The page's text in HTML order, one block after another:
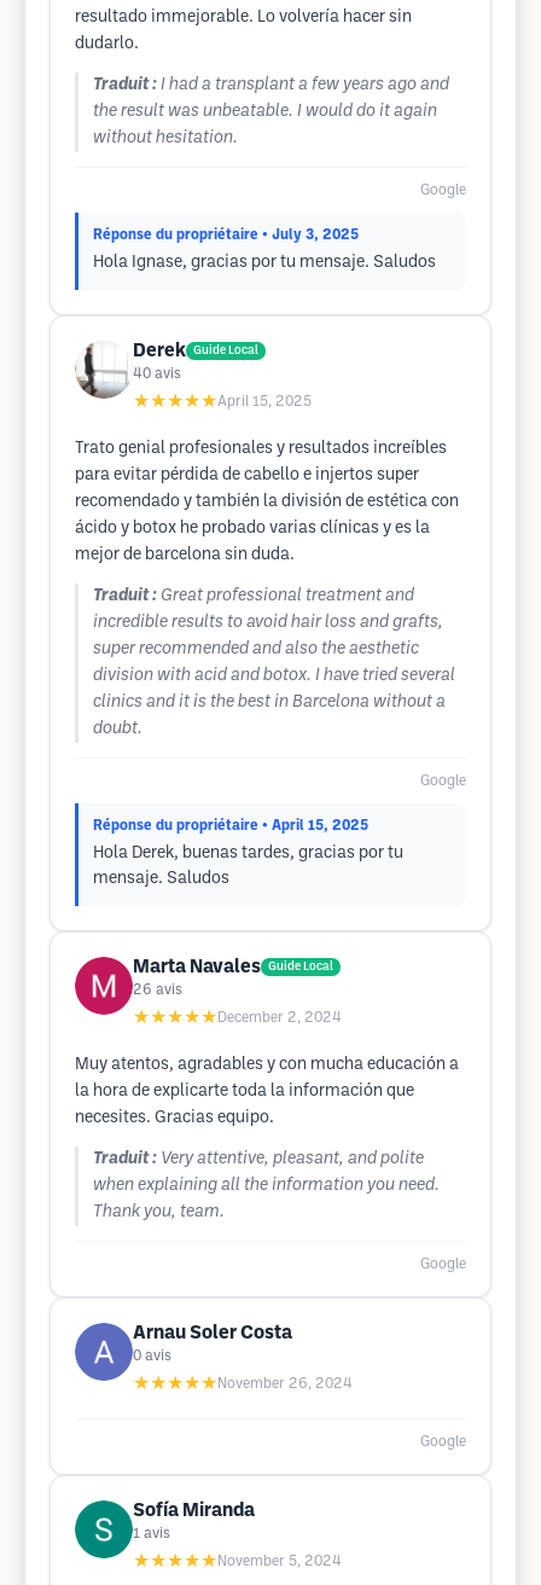
resultado immejorable. Lo volvería hacer sin
dudarlo.
Traduit : I had a transplant a few years ago and
the result was unbeatable. I would do it again
without hesitation.
Google
Réponse du propriétaire • July 3, 2025
Hola Ignase, gracias por tu mensaje. Saludos
Derek Guide Local
40 avis
★★★★★April 15, 2025
Trato genial profesionales y resultados increíbles
para evitar pérdida de cabello e injertos super
recomendado y también la división de estética con
ácido y botox he probado varias clínicas y es la
mejor de barcelona sin duda.
Traduit : Great professional treatment and
incredible results to avoid hair loss and grafts,
super recommended and also the aesthetic
division with acid and botox. I have tried several
clinics and it is the best in Barcelona without a
doubt.
Google
Réponse du propriétaire • April 15, 2025
Hola Derek, buenas tardes, gracias por tu
mensaje. Saludos
Marta Navales Guide Local
26 avis
★★★★★ December 2, 2024
Muy atentos, agradables y con mucha educación a
la hora de explicarte toda la información que
necesites. Gracias equipo.
Traduit : Very attentive, pleasant, and polite
when explaining all the information you need.
Thank you, team.
Google
Arnau Soler Costa
0 avis
★★★★★ November 26, 2024
Google
Sofía Miranda
1 avis
★★★★★ November 5, 2024